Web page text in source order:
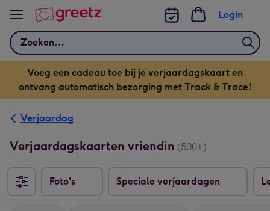
Bekijk meer
Zoeken
Login
Voeg een cadeau toe bij je verjaardagskaart en
ontvang automatisch bezorging met Track & Trace!
Verjaardag
Verjaardagskaarten vriendin (500+)
Foto's Speciale verjaardagen